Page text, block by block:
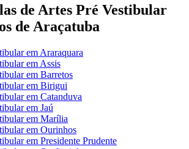
de Artes Pré Vestibular
de Araçatuba
em Araraquara
em Assis
em Barretos
em Birigui
em Catanduva
em Jaú
em Marília
em Ourinhos
em Presidente Prudente